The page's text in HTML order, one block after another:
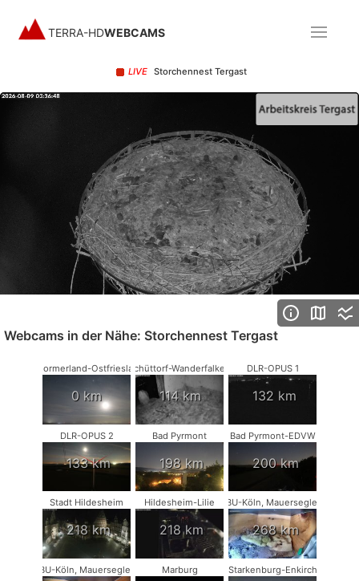
TERRA-HDWEBCAMS
UnmuteStream
LIVE Storchennest Tergast
Webcams in der Nähe: Storchennest Tergast
Moormerland-Ostfriesland
0 km
Schüttorf-Wanderfalken
114 km
DLR-OPUS 1
132 km
DLR-OPUS 2
133 km
Bad Pyrmont
198 km
Bad Pyrmont-EDVW
200 km
Stadt Hildesheim
218 km
Hildesheim-Lilie
218 km
NABU-Köln, Mauersegler #1
268 km
NABU-Köln, Mauersegler #2 Marburg Starkenburg-Enkirch